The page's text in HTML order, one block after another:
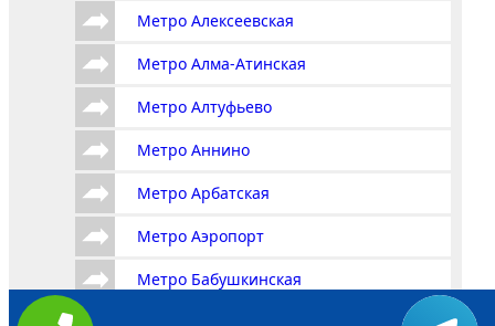
Метро Алексеевская
Метро Алма-Атинская
Метро Алтуфьево
Метро Аннино
Метро Арбатская
Метро Аэропорт
Метро Бабушкинская